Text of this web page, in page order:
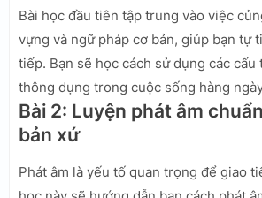
Bài học đầu tiên tập trung vào việc
vựng và ngữ pháp cơ bản, giúp bạn tự
tiếp. Bạn sẽ học cách sử dụng các cấu
thông dụng trong cuộc sống hàng
Bài 2: Luyện phát âm
bản xứ
Phát âm là yếu tố quan trọng để giao